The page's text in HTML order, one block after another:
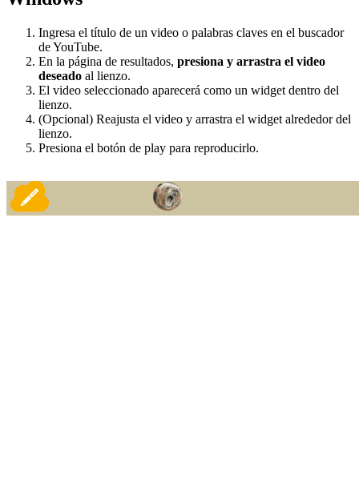
Ingresa el título de un video o palabras claves en el buscador
de YouTube.
En la página de resultados, presiona y arrastra el video
deseado al lienzo.
El video seleccionado aparecerá como un widget dentro del
lienzo.
(Opcional) Reajusta el video y arrastra el widget alrededor del
lienzo.
Presiona el botón de play para reproducirlo.